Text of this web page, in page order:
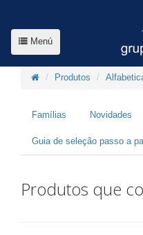
Menú
Produtos
Famílias Novidades
Guia de seleção passo a
Produtos que